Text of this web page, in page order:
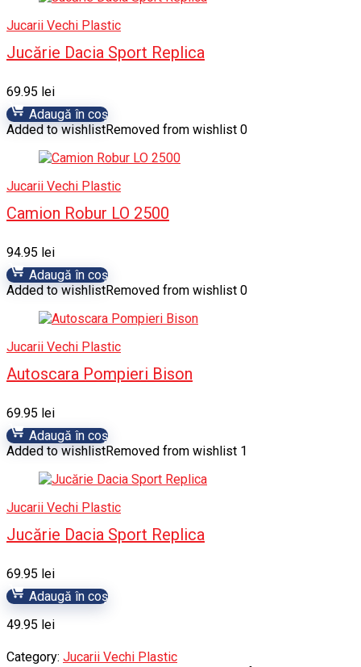
Jucarii Vechi Plastic
Jucărie Dacia Sport Replica
69.95 lei
Adaugă în coș
Added to wishlistRemoved from wishlist 0
Jucarii Vechi Plastic
Camion Robur LO 2500
94.95 lei
Adaugă în coș
Added to wishlistRemoved from wishlist 0
Jucarii Vechi Plastic
Autoscara Pompieri Bison
69.95 lei
Adaugă în coș
Added to wishlistRemoved from wishlist 1
Jucarii Vechi Plastic
Jucărie Dacia Sport Replica
69.95 lei
Adaugă în coș
49.95 lei
Category: Jucarii Vechi Plastic